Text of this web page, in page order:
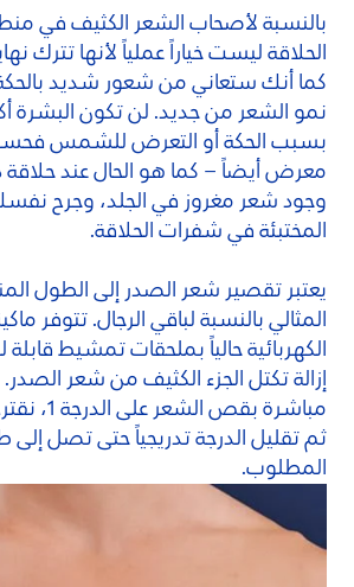
بالنسبة لأصحاب الشعر الكثيف في
الحلاقة ليست خياراً عملياً لأنها تترك
كما أنك ستعاني من شعور شديد
نمو الشعر من جديد. لن تكون البشرة
بسبب الحكة أو التعرض للشمس
معرض أيضاً – كما هو الحال عند حلاقة
وجود شعر مغروز في الجلد، وجرح
المختبئة في شفرات الحلاقة.
يعتبر تقصير شعر الصدر إلى الطول
المثالي بالنسبة لباقي الرجال. تتوفر
الكهربائية حالياً بملحقات تمشيط
إزالة تكتل الجزء الكثيف من شعر الصدر.
مباشرة بقص
ثم تقليل الدرجة تدريجياً حتى تصل إلى
المطلوب.